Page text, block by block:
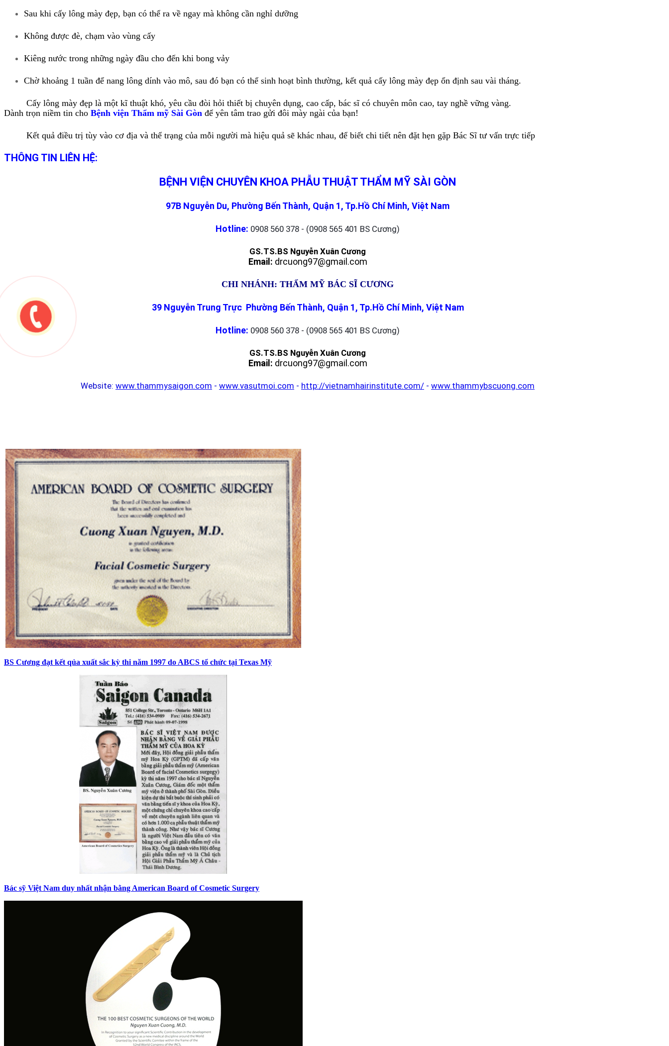
Sau khi cấy lông mày đẹp, bạn có thể ra về ngay mà không cần nghỉ dưỡng
Không được đè, chạm vào vùng cấy
Kiêng nước trong những ngày đầu cho đến khi bong vảy
Chờ khoảng 1 tuần để nang lông dính vào mô, sau đó bạn có thể sinh hoạt bình thường, kết quả cấy lông mày đẹp ổn định sau vài tháng.
Cấy lông mày đẹp là một kĩ thuật khó, yêu cầu đòi hỏi thiết bị chuyên dụng, cao cấp, bác sĩ có chuyên môn cao, tay nghề vững vàng.
Dành trọn niềm tin cho Bệnh viện Thẩm mỹ Sài Gòn để yên tâm trao gửi đôi mày ngài của bạn!
Kết quả điều trị tùy vào cơ địa và thể trạng của mỗi người mà hiệu quả sẽ khác nhau, để biết chi tiết nên đặt hẹn gặp Bác Sĩ tư vấn trực tiếp
THÔNG TIN LIÊN HỆ:
BỆNH VIỆN CHUYÊN KHOA PHẪU THUẬT THẨM MỸ SÀI GÒN
97B Nguyễn Du, Phường Bến Thành, Quận 1, Tp.Hồ Chí Minh, Việt Nam
Hotline: 0908 560 378 - (0908 565 401 BS Cương)
GS.TS.BS Nguyễn Xuân Cương
Email: drcuong97@gmail.com
CHI NHÁNH: THẨM MỸ BÁC SĨ CƯƠNG
39 Nguyễn Trung Trực Phường Bến Thành, Quận 1, Tp.Hồ Chí Minh, Việt Nam
Hotline: 0908 560 378 - (0908 565 401 BS Cương)
GS.TS.BS Nguyễn Xuân Cương
Email: drcuong97@gmail.com
Website: www.thammysaigon.com - www.vasutmoi.com - http://vietnamhairinstitute.com/ - www.thammybscuong.com
BS Cương đạt kết qủa xuất sắc kỳ thi năm 1997 do ABCS tổ chức tại Texas Mỹ
Bác sỹ Việt Nam duy nhất nhận bằng American Board of Cosmetic Surgery